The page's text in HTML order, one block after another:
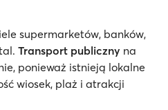
supermarketów, banków,
Transport publiczny na
ponieważ istnieją lokalne
wiosek, plaż i atrakcji